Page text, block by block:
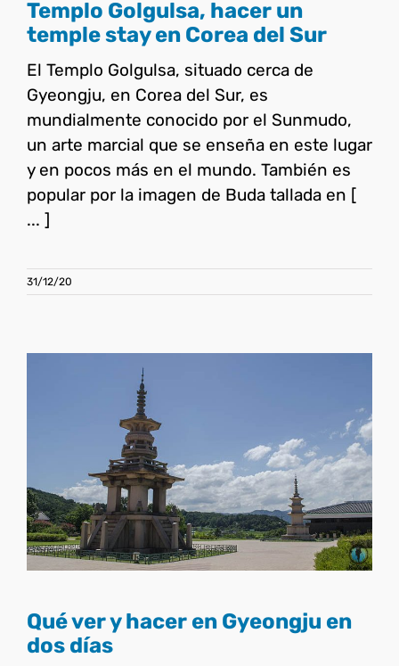
Templo Golgulsa, hacer un
temple stay en Corea del Sur
El Templo Golgulsa, situado cerca de
Gyeongju, en Corea del Sur, es
mundialmente conocido por el Sunmudo,
un arte marcial que se enseña en este lugar
y en pocos más en el mundo. También es
popular por la imagen de Buda tallada en [
... ]
31/12/20
Qué ver y hacer en
Gyeongju en dos días
Corea del Sur
Qué ver y hacer en Gyeongju en
dos días